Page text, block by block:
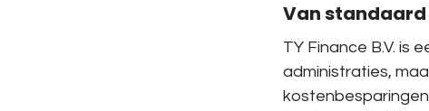
Van
TY Finance B.V. is
administraties,